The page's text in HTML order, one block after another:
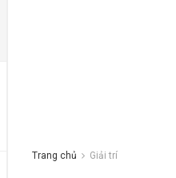
Trang chủ Giải trí